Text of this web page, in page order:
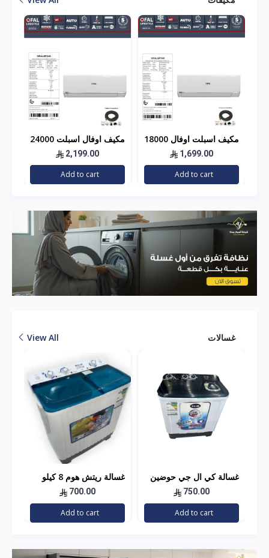
مكيف اوفال اسبلت 24000
وحده - بارد مصنع هاير
2,199.00
Add to cart
مكيف اسبلت اوفال 18000
وحده - بارد - مصنع هاير
1,699.00
Add to cart
غسالات View All
غسالة ريتش هوم 8 كيلو
700.00
Add to cart
غسالة كي ال جي حوضين
750.00
Add to cart